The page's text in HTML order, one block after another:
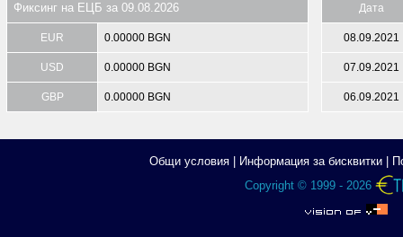
Фиксинг на ЕЦБ за 09.08.2026
EUR 0.00000 BGN
USD 0.00000 BGN
GBP 0.00000 BGN
Дата
08.09.2021
07.09.2021
06.09.2021
Общи условия| Информация за бисквитки|
Copyright © 1999 - 2026